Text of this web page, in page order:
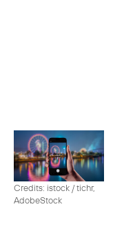
Credits: istock / tichr,
AdobeStock